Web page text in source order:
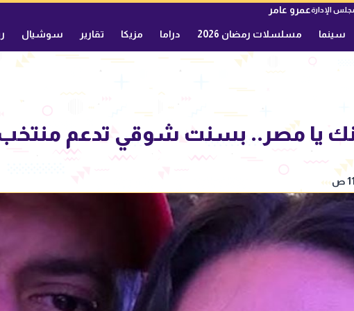
الإدارةعمرو عامر
سينما مسلسلات رمضان 2026 دراما مزيكا تقارير سوشيال
يا مصر.. بسنت شوقي تدعم